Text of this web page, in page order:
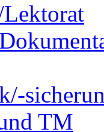
TM